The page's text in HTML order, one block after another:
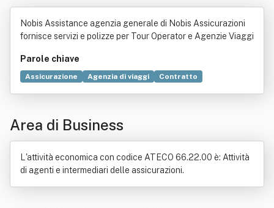
l"
Nobis Assistance agenzia generale di Nobis Assicurazioni
fornisce servizi e polizze per Tour Operator e Agenzie Viaggi
Parole chiave
Assicurazione Agenzia di viaggi
Contratto
Legge
Bene immobile
Area di Business
L'attività economica con codice ATECO 66.22.00 è: Attività
di agenti e intermediari delle assicurazioni.